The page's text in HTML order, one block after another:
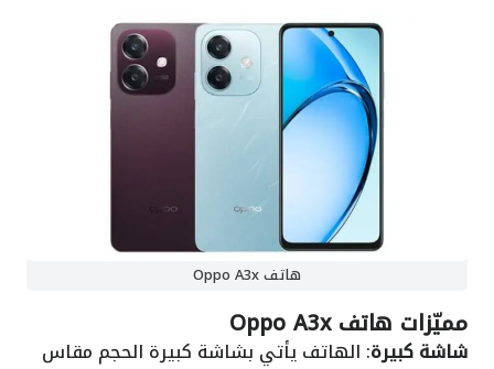
هاتف Oppo A3x
مميّزات هاتف Oppo A3x
شاشة كبيرة: الهاتف يأتي بشاشة كبيرة الحجم مقاس